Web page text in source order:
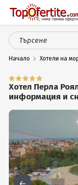
Оферти
СПА
Планина
Празници
Турция
Начало Хотели на
Хотел Перла
информация и